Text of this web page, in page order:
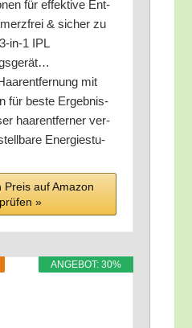
für effek­ti­ve Ent­
& sicher zu
IPL
mit
für bes­te Ergeb­nis­
haar­ent­fer­ner ver­
Ener­gie­stu­
Preis auf Ama­zon
prü­fen »
ANGE­BOT: 30%